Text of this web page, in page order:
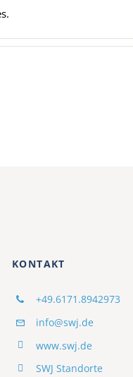
KONTAKT
+49.6171.8942973
info@swj.de
www.swj.de
SWJ Standorte